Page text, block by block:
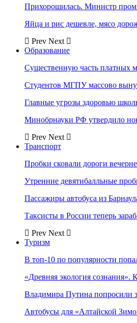
Прихорошилась. Министр
Яйца и рис дешевле, мясо
Prev Next
Образование
Существенную часть платных
Студентов МГПУ массово
Главные угрозы здоровью
Минобрнауки РФ утвердило
Prev Next
Транспорт
Пробки сковали дороги
Утренние девятибалльные
Пассажиры автобуса из
Таксисты в России теперь
Prev Next
Туризм
В топ-10 по популярности
«Древняя экология сознания».
Владимира Путина попросили
Автобусы для «Алтайской